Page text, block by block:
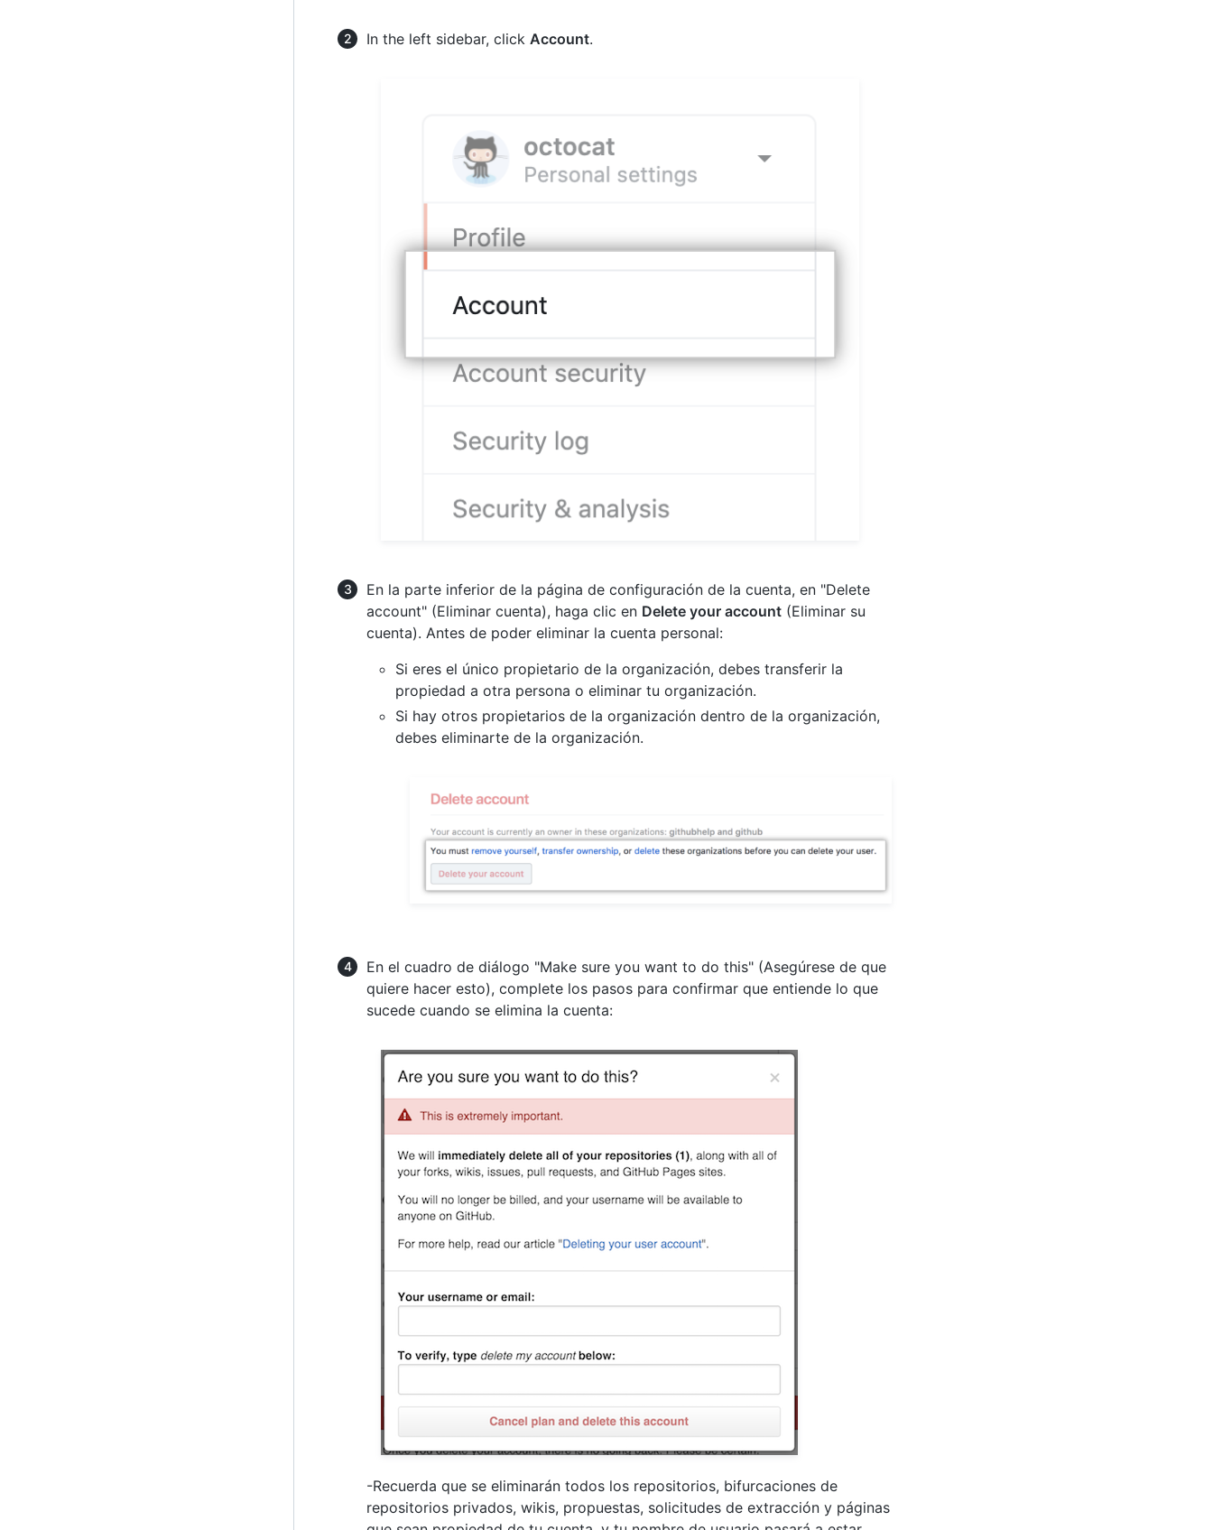
In the left sidebar, click Account.
En la parte inferior de la página de configuración de la cuenta, en "Delete
account" (Eliminar cuenta), haga clic en Delete your account (Eliminar su
cuenta). Antes de poder eliminar la cuenta personal:
Si eres el único propietario de la organización, debes transferir la
propiedad a otra persona o eliminar tu organización.
Si hay otros propietarios de la organización dentro de la organización,
debes eliminarte de la organización.
En el cuadro de diálogo "Make sure you want to do this" (Asegúrese de que
quiere hacer esto), complete los pasos para confirmar que entiende lo que
sucede cuando se elimina la cuenta:
-Recuerda que se eliminarán todos los repositorios, bifurcaciones de
repositorios privados, wikis, propuestas, solicitudes de extracción y páginas